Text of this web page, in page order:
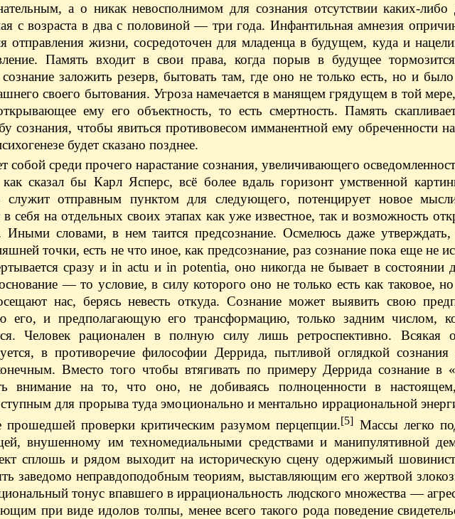
а о никак невосполнимом для сознания отсутствии каких-либо
с возраста в два с половиной — три года. Инфантильная амнезия
жизни, сосредоточен для младенца в будущем, куда и
Память входит в свои права, когда порыв в будущее
заложить резерв, бытовать там, где оно не только есть, но и
своего бытования. Угроза намечается в манящем грядущем в той
ему его объектность, то есть смертность. Память
сознания, чтобы явиться противовесом имманентной ему обреченности
будет сказано позднее.
собой среди прочего нарастание сознания, увеличивающего
сказал бы Карл Ясперс, всё более вдаль горизонт умственной
отправным пунктом для следующего, потенцирует новое
себя на отдельных своих этапах как уже известное, так и возможность
Иными словами, в нем таится предсознание. Осмелюсь даже утверждать,
точки, есть не что иное, как предсознание, раз сознание пока еще не
сразу и in actu и in potentia, оно никогда не бывает в состоянии
— то условие, в силу которого оно не только есть как таковое,
нас, берясь невесть откуда. Сознание может выявить свою
и предполагающую его трансформацию, только задним числом,
Человек рационален в полную силу лишь ретроспективно. Всякая
в противоречие философии Деррида, пытливой оглядкой сознания
Вместо того чтобы втягивать по примеру Деррида сознание в
внимание на то, что оно, не добиваясь полноценности в
для прорыва туда эмоционально и ментально иррациональной
прошедшей проверки критическим разумом перцепции.[5] Массы легко
внушенному им техномедиальными средствами и манипулятивной
сплошь и рядом выходит на историческую сцену одержимый
заведомо неправдоподобным теориям, выставляющим его жертвой
тонус впавшего в иррациональность людского множества —
при виде идолов толпы, менее всего такого рода поведение